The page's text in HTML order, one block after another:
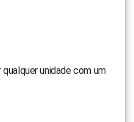
unidade com um